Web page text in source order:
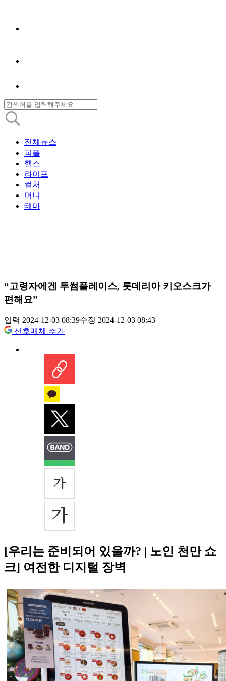
전체뉴스
피플
헬스
라이프
컬처
머니
테마
“고령자에겐 투썸플레이스, 롯데리아 키오스크가
편해요”
입력 2024-12-03 08:39수정 2024-12-03 08:43
선호매체 추가
[우리는 준비되어 있을까? | 노인 천만 쇼
크] 여전한 디지털 장벽